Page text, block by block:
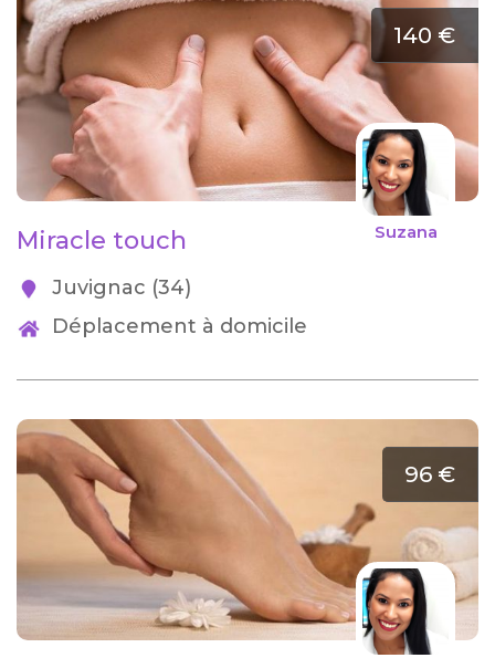
140 €
Suzana
Miracle touch
Juvignac (34)
Déplacement à domicile
96 €